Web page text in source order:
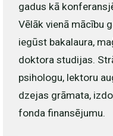
gadus kā
Vēlāk vienā mācību
iegūst bakalaura,
doktora studijas.
psihologu, lektoru
dzejas grāmata,
fonda finansējumu.